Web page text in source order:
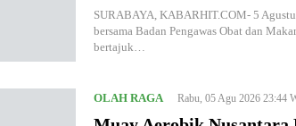
SURABAYA, KABARHIT.COM- 5
bersama Badan Pengawas Obat dan
bertajuk…
OLAH RAGA Rabu, 05 Agu 2026 23:44